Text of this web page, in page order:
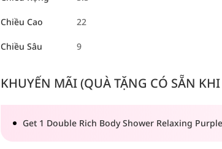
Chiều Cao 22
Chiều Sâu 9
KHUYẾN MÃI (QUÀ TẶNG CÓ SẴN
Get 1 Double Rich Body Shower Relaxing